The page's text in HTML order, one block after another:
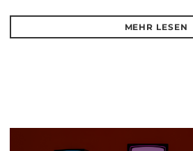
MEHR LESEN